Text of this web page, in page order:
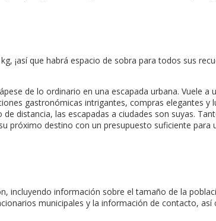
¡así que habrá espacio de sobra para todos sus
de lo ordinario en una escapada urbana. Vuele
gastronómicas intrigantes, compras elegantes y
distancia, las escapadas a ciudades son suyas.
próximo destino con un presupuesto suficiente para
incluyendo información sobre el tamaño de la
municipales y la información de contacto,